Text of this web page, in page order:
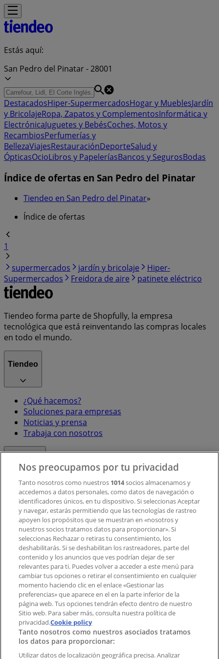
Estás aquí:
San Pedro del Pinatar - 28001
DestacadosHiper-SupermercadosHogar y MueblesJardín
y BricolajeRopa, Zapatos y ComplementosInformática y
ElectrónicaJuguetes y BebésCoches, Motos y
RecambiosPerfumerías y
BellezaViajesRestauraciónDeporteSalud y
ÓpticasOcioLibros y PapeleríasBancos y SegurosBodas
Índice de ofertas en San Pedro del Pinatar
Tiendeo en San Pedro del Pinatar»
Índice de ofertas
1
supermercados
jardín y bricolaje
Hiper-
Supermercados
Freidora de aire patinete eléctrico
Tiendeo forma parte de Shopfully, la empresa
tecnológica que está reinventando las compras locales
en todo el mundo.
Tiendeo
¿Qué hacemos?
Soluciones para empresas
Noticias y prensa
Trabaja con nosotros
Contacto comercial y de marketing
Tienda mal colocada en el mapa
Notificar un folleto
¿Encontraste un problema en la web o en la
aplicación?
Índices
Marcas
Marcas locales
Negocios
Negocios cercanos
Productos
Productos locales
Nos preocupamos por tu privacidad
Tanto nosotros como nuestros 1014socios almacenamos y
accedemos a datos personales, como datos de navegación o
identificadores únicos, en tu dispositivo. Si seleccionas Aceptar
y navegar, estarás permitiendo que las tecnologías de rastreo
apoyen los propósitos que se muestran en «nosotros y
nuestros socios tratamos datos para proporcionar». Si
seleccionas Rechazar o retiras tu consentimiento, los
deshabilitarás. Si se deshabilitan los rastreadores, parte del
contenido y los anuncios que ves podrían dejar de ser
relevantes para ti. Puedes volver a acceder a este menú para
cambiar tus opciones o retirar el consentimiento en cualquier
momento haciendo clic en el enlace «Gestionar las
preferencias» que aparece en el en la parte inferior de la
página web. Tus opciones tendrán efecto dentro de nuestro
Sitio web. Para saber más, consulta nuestra política de
privacidad.Cookie policy
Tanto nosotros como nuestros asociados tratamos
los datos para proporcionar:
Utilizar datos de localización geográfica precisa. Analizar